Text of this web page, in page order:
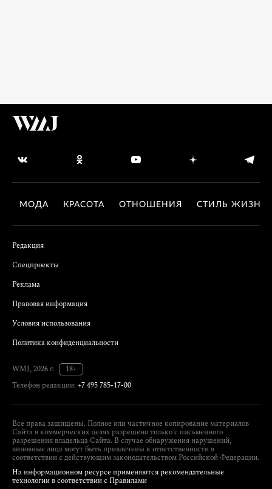
МОДА КРАСОТА ОТНОШЕНИЯ СТИЛЬ ЖИЗНИ
Редакция
Спецпроекты
Реклама
Правовая информация
Условия использования
Политика конфиденциальности
WMJ, 2026 г.
18+
Телефон редакции: +7 495 785-17-00
Все права защищены. Полное или частичное копирование материалов
Сайта в коммерческих целях разрешено только с письменного
разрешения владельца Сайта. В случае обнаружения нарушений,
виновные лица могут быть привлечены к ответственности в
соответствии с действующим законодательством Российской Федерации.
На информационном ресурсе применяются рекомендательные
технологии в соответствии с Правилами